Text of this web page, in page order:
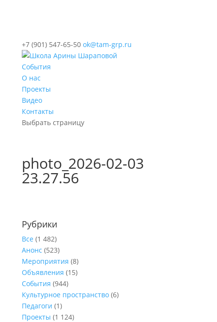
+7 (901) 547-65-50 ok@tam-grp.ru
События
О нас
Проекты
Видео
Контакты
Выбрать страницу
photo_2026-02-03
23.27.56
Рубрики
Все (1 482)
Анонс (523)
Мероприятия (8)
Объявления (15)
События (944)
Культурное пространство(6)
Педагоги (1)
Проекты (1 124)